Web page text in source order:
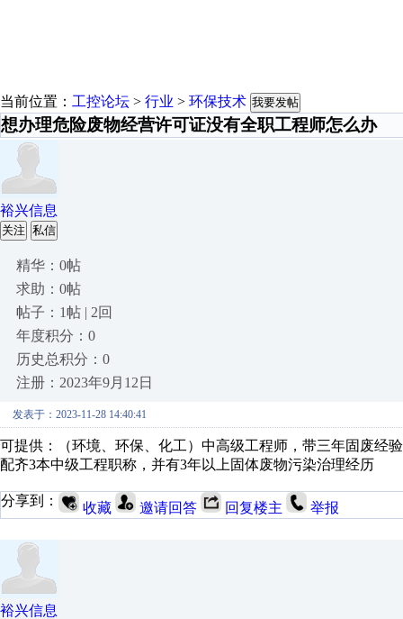
当前位置： 工控论坛 > 行业 > 环保技术 我要发帖
想办理危险废物经营许可证没有全职工程师怎么办
裕兴信息
关注 私信
精华：0帖
求助：0帖
帖子：1帖 | 2回
年度积分：0
历史总积分：0
注册：2023年9月12日
发表于：2023-11-28 14:40:41
可提供：（环境、环保、化工）中高级工程师，带三年固废经
配齐3本中级工程职称，并有3年以上固体废物污染治理经历
分享到： 收藏 邀请回答 回复楼主 举报
裕兴信息